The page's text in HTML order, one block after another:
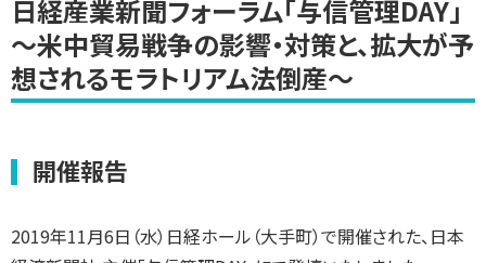
日経産業新聞フォーラム「与信管理DAY」
～米中貿易戦争の影響・対策と、拡大が予
想されるモラトリアム法倒産～
開催報告
2019年11月6日（水）日経ホール（大手町）で開催された、日本